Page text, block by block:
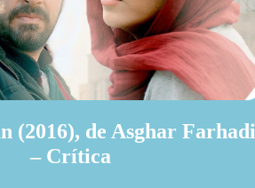
(2016), de Asghar Farhadi
– Crítica